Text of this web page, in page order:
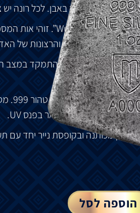
,עצם,מתכתולרובבאבן.לכלרונה יש
אתהרונה“
Wunjo
”
. זוהי אות
להשיגאתהמטרותוהרצונותשל
מסמלתאתהצורךלהתמקדבמצב
חומרי.
יצוקים,עשוייםכסףטהור
,הנראהרקכשהואמוארבפנס
מכותנהובקופסתנייר יחדעם
הוספה לסל